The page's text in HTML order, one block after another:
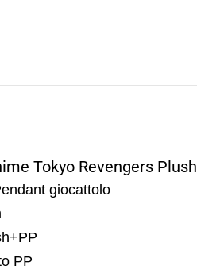
Tokyo Revengers
giocattolo
PP